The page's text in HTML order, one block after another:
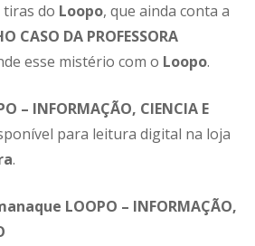
tiras do Loopo, que ainda conta a
CASO DA PROFESSORA
esse mistério com o Loopo.
– INFORMAÇÃO, CIENCIA E
para leitura digital na loja
.
LOOPO – INFORMAÇÃO,